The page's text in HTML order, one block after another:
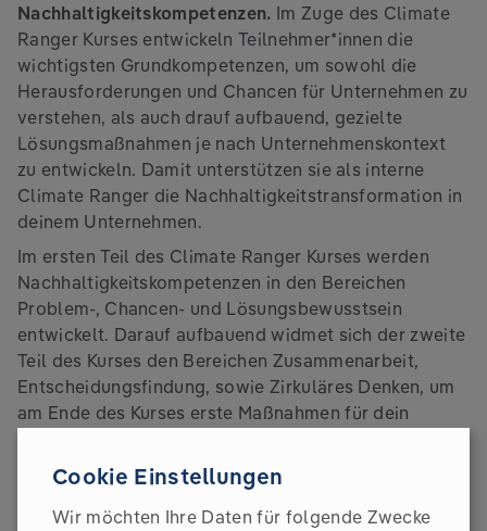
Nachhaltigkeitskompetenzen. Im Zuge des Climate
Ranger Kurses entwickeln Teilnehmer*innen die
wichtigsten Grundkompetenzen, um sowohl die
Herausforderungen und Chancen für Unternehmen zu
verstehen, als auch drauf aufbauend, gezielte
Lösungsmaßnahmen je nach Unternehmenskontext
zu entwickeln. Damit unterstützen sie als interne
Climate Ranger die Nachhaltigkeitstransformation in
deinem Unternehmen.
Im ersten Teil des Climate Ranger Kurses werden
Nachhaltigkeitskompetenzen in den Bereichen
Problem-, Chancen- und Lösungsbewusstsein
entwickelt. Darauf aufbauend widmet sich der zweite
Teil des Kurses den Bereichen Zusammenarbeit,
Entscheidungsfindung, sowie Zirkuläres Denken, um
am Ende des Kurses erste Maßnahmen für dein
Ticket sichern
Cookie Einstellungen
Wir möchten Ihre Daten für folgende Zwecke